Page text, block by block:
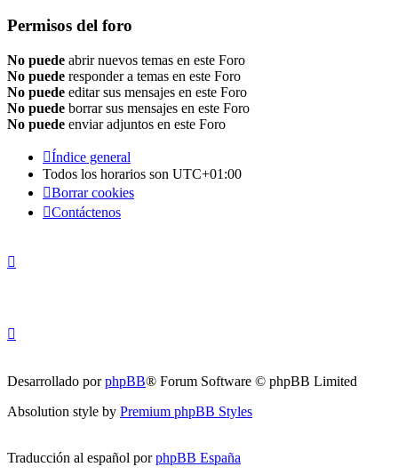
Permisos del foro
No puede abrir nuevos temas en este Foro
No puede responder a temas en este Foro
No puede editar sus mensajes en este Foro
No puede borrar sus mensajes en este Foro
No puede enviar adjuntos en este Foro
Índice general
Todos los horarios son UTC+01:00
Borrar cookies
Contáctenos
Desarrollado porphpBB® Forum Software © phpBB Limited
Absolution style by Premium phpBB Styles
Traducción al español porphpBB España